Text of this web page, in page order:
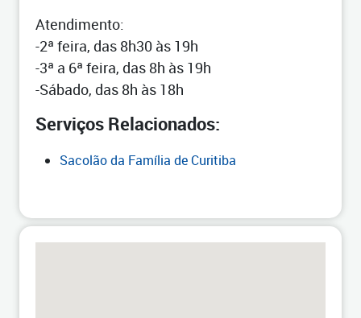
Atendimento:
-2ª feira, das 8h30 às 19h
-3ª a 6ª feira, das 8h às 19h
-Sábado, das 8h às 18h
Serviços Relacionados:
Sacolão da Família de Curitiba